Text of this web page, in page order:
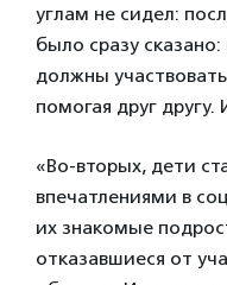
углам не сидел:
было сразу
должны
помогая друг другу.
«Во-вторых, дети
впечатлениями в
их знакомые
отказавшиеся от